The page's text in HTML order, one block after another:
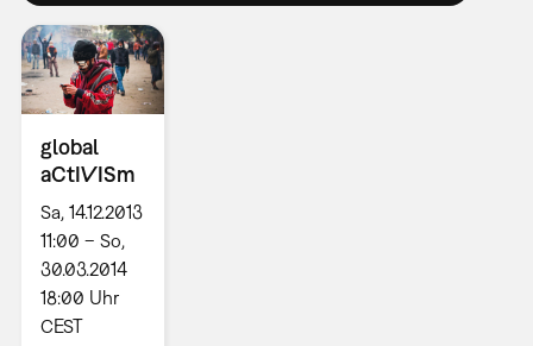
global
aCtIVISm
Sa, 14.12.2013
11:00 – So,
30.03.2014
18:00 Uhr
CEST